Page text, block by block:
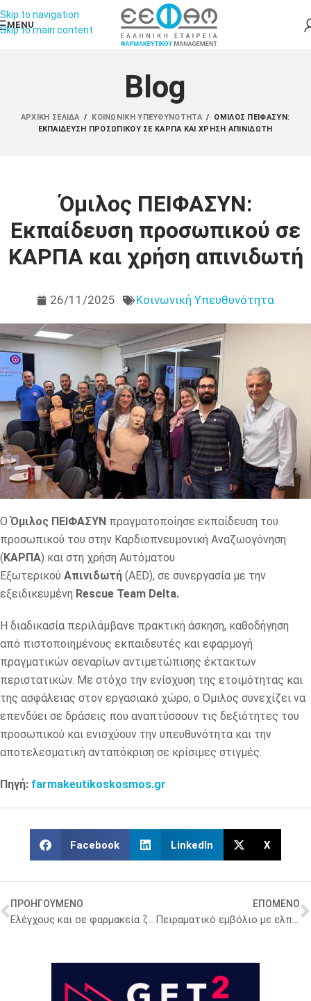
Skip to navigation
Skip to main content
MENU
Blog
ΑΡΧΙΚΉ ΣΕΛΊΔΑ / ΚΟΙΝΩΝΙΚΉ ΥΠΕΥΘΥΝΌΤΗΤΑ /
ΌΜΙΛΟΣ ΠΕΙΦΑΣΥΝ:
ΕΚΠΑΊΔΕΥΣΗ ΠΡΟΣΩΠΙΚΟΎ ΣΕ ΚΑΡΠΑ ΚΑΙ ΧΡΉΣΗ ΑΠΙΝΙΔΩΤΉ
Όμιλος ΠΕΙΦΑΣΥΝ:
Εκπαίδευση προσωπικού σε
ΚΑΡΠΑ και χρήση απινιδωτή
26/11/2025 Κοινωνική Υπευθυνότητα
ΟΌμιλος ΠΕΙΦΑΣΥΝ πραγματοποίησε εκπαίδευση του
προσωπικού του στην Καρδιοπνευμονική Αναζωογόνηση
( ΚΑΡΠΑ) και στη χρήση Αυτόματου
Εξωτερικού Απινιδωτή (AED), σε συνεργασία με την
εξειδικευμένη Rescue Team Delta.
Η διαδικασία περιλάμβανε πρακτική άσκηση, καθοδήγηση
από πιστοποιημένους εκπαιδευτές και εφαρμογή
πραγματικών σεναρίων αντιμετώπισης έκτακτων
περιστατικών. Με στόχο την ενίσχυση της ετοιμότητας και
της ασφάλειας στον εργασιακό χώρο, ο Όμιλος συνεχίζει να
επενδύει σε δράσεις που αναπτύσσουν τις δεξιότητες του
προσωπικού και ενισχύουν την υπευθυνότητα και την
αποτελεσματική ανταπόκριση σε κρίσιμες στιγμές.
Πηγή: farmakeutikoskosmos.gr
Facebook LinkedIn X
ΠΡΟΗΓΟΥΜΕΝΟ
Ελέγχους και σε φαρμακεία ζητούν οι παιδίατροι
ΕΠΟΜΕΝΟ
Πειραματικό εμβόλιο με ελπιδοφόρα αποτελέσματα για τον καρκίνο ήπατος σε νέους